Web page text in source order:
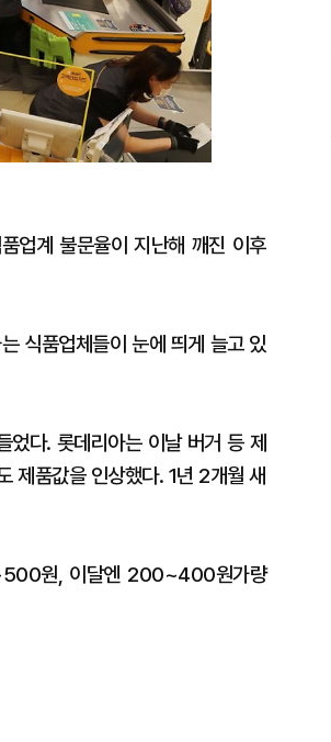
업계 불문율이 지난해 깨진 이후
식품업체들이 눈에 띄게 늘고 있
었다. 롯데리아는 이날 버거 등 제
제품값을 인상했다. 1년 2개월 새
원, 이달엔 200~400원가량